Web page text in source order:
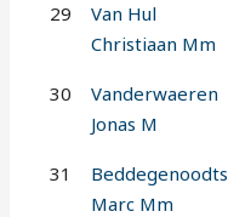
29
Van Hul
Christiaan Mm
30
Vanderwaeren
Jonas M
31
Beddegenoodts
Marc Mm